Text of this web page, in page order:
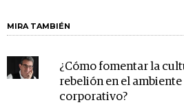
MIRA TAMBIÉN
¿Cómo fomentar la
rebelión en el ambiente
corporativo?